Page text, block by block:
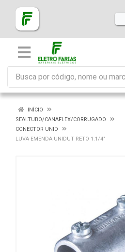
INÍCIO
SEALTUBO/CANAFLEX/CORRUGADO
CONECTOR UNID
LUVA EMENDA UNIDUT RETO 1.1/4"